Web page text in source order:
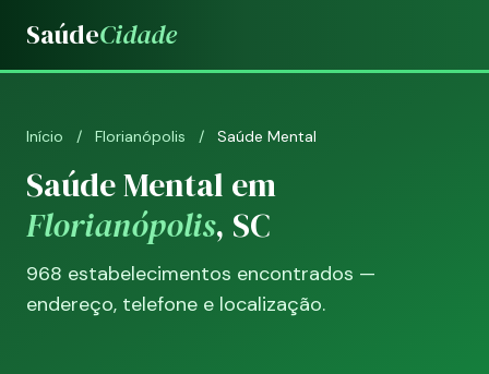
SaúdeCidade
Início / Florianópolis / Saúde Mental
Saúde Mental em
Florianópolis, SC
968 estabelecimentos encontrados —
endereço, telefone e localização.